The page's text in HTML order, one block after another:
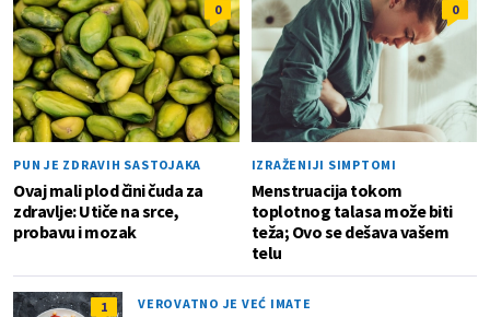
0
PUN JE ZDRAVIH SASTOJAKA
Ovaj mali plod čini čuda za
zdravlje: Utiče na srce,
probavu i mozak
0
IZRAŽENIJI SIMPTOMI
Menstruacija tokom
toplotnog talasa može biti
teža; Ovo se dešava vašem
telu
1 VEROVATNO JE VEĆ IMATE